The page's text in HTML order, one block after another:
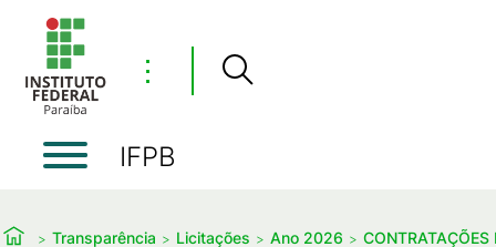
⋮
IFPB
Transparência Licitações Ano 2026 CONTRATAÇÕES